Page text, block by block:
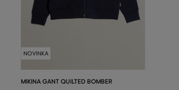
NOVINKA
MIKINA GANT QUILTED BOMBER